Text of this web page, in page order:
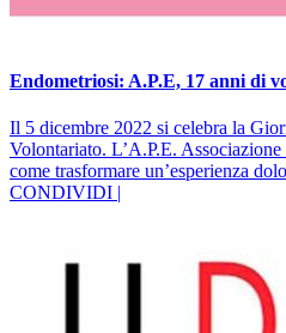
Endometriosi: A.P.E, 17 anni di
Il 5 dicembre 2022 si celebra la
Volontariato. L’A.P.E.
come trasformare un’esperienza
CONDIVIDI |